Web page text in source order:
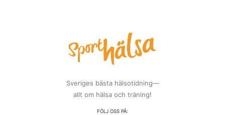
Sveriges bästa hälsotidning—
allt om hälsa och träning!
FÖLJ OSS PÅ: